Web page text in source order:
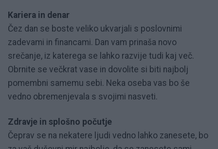
Kariera in denar
Čez dan se boste veliko ukvarjali s poslovnimi
zadevami in financami. Dan vam prinaša novo
srečanje, iz katerega se lahko razvije tudi kaj več.
Obrnite se večkrat vase in dovolite si biti najbolj
pomembni samemu sebi. Neka oseba vas bo še
vedno obremenjevala s svojimi nasveti.
Zdravje in splošno počutje
Čeprav se na nekatere ljudi vedno lahko zanesete, bo